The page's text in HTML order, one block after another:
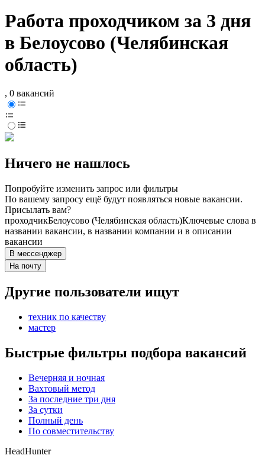
Работа проходчиком за 3 дня
в Белоусово (Челябинская
область)
, 0 вакансий
Ничего не нашлось
Попробуйте изменить запрос или фильтры
По вашему запросу ещё будут появляться новые вакансии.
Присылать вам?
проходчикБелоусово (Челябинская область)Ключевые слова в
названии вакансии, в названии компании и в описании
вакансии
В мессенджер
На почту
Другие пользователи ищут
техник по качеству
мастер
Быстрые фильтры подбора вакансий
Вечерняя и ночная
Вахтовый метод
За последние три дня
За сутки
Полный день
По совместительству
HeadHunter